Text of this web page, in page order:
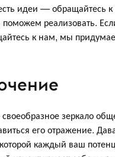
идеи — обращайтесь
поможем реализовать.
к нам, мы
зеркало
его отражение.
каждый ваш